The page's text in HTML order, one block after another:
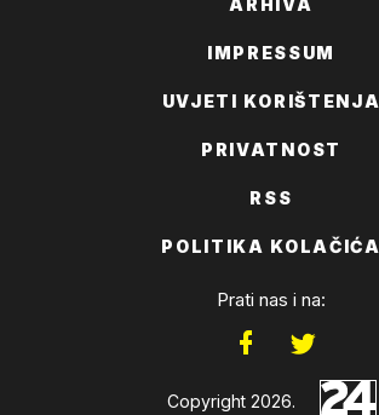
IMPRESSUM
UVJETI KORIŠTENJA
PRIVATNOST
RSS
POLITIKA KOLAČIĆA
Prati nas i na:
Copyright 2026.